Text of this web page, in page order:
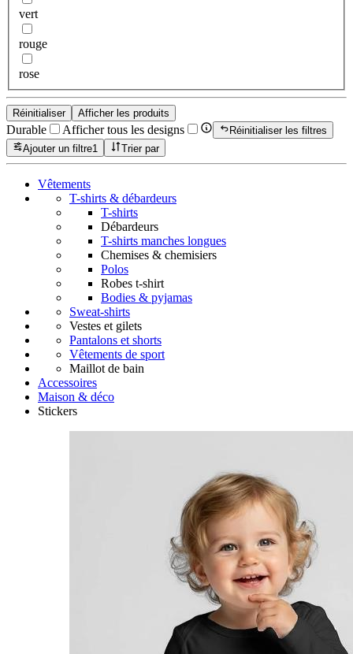
vert
rouge
rose
Réinitialiser Afficher les produits
Durable Afficher tous les designs
Réinitialiser les filtres
Ajouter un filtre1 Trier par
Vêtements
T-shirts & débardeurs
T-shirts
Débardeurs
T-shirts manches longues
Chemises & chemisiers
Polos
Robes t-shirt
Bodies & pyjamas
Sweat-shirts
Vestes et gilets
Pantalons et shorts
Vêtements de sport
Maillot de bain
Accessoires
Maison & déco
Stickers